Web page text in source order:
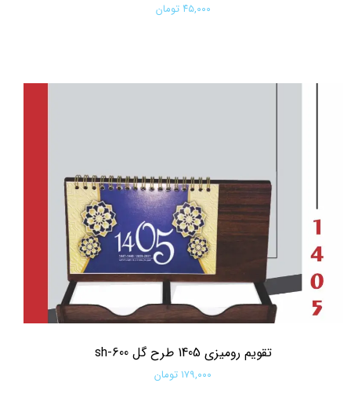
۴۵,۰۰۰ تومان
تقویم رومیزی 1405 طرح گل sh-600
۱۷۹,۰۰۰ تومان